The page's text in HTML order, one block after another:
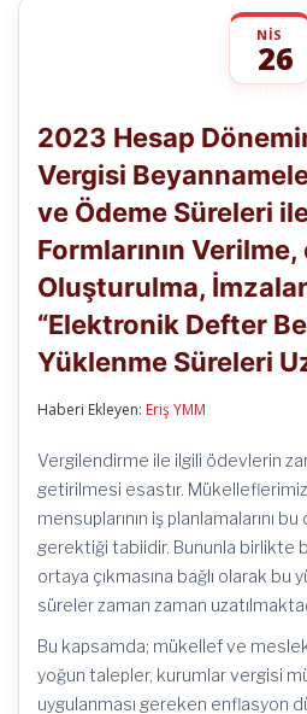
NIS
26
Dönemine
Ait
Kurumlar
Verilme
ve
Ödeme
Süreleri
ile
Ba-
Bs
İmzalanma
“Elektronik
Defter
Yüklenme
Süreleri
için
2023 Hesap
Vergisi
ve Ödeme Süreleri
Formlarının
Oluşturulma,
“Elektronik Defter
Yüklenme Süreleri
Haberi Ekleyen: Eriş YMM
Vergilendirme ile ilgili ödevlerin
getirilmesi esastır.
mensuplarının iş planlamalarını
gerektiği tabiidir. Bununla birlikte
ortaya çıkmasına bağlı olarak bu
süreler zaman zaman
Bu kapsamda; mükellef ve
yoğun talepler, kurumlar vergisi
uygulanması gereken enflasyon